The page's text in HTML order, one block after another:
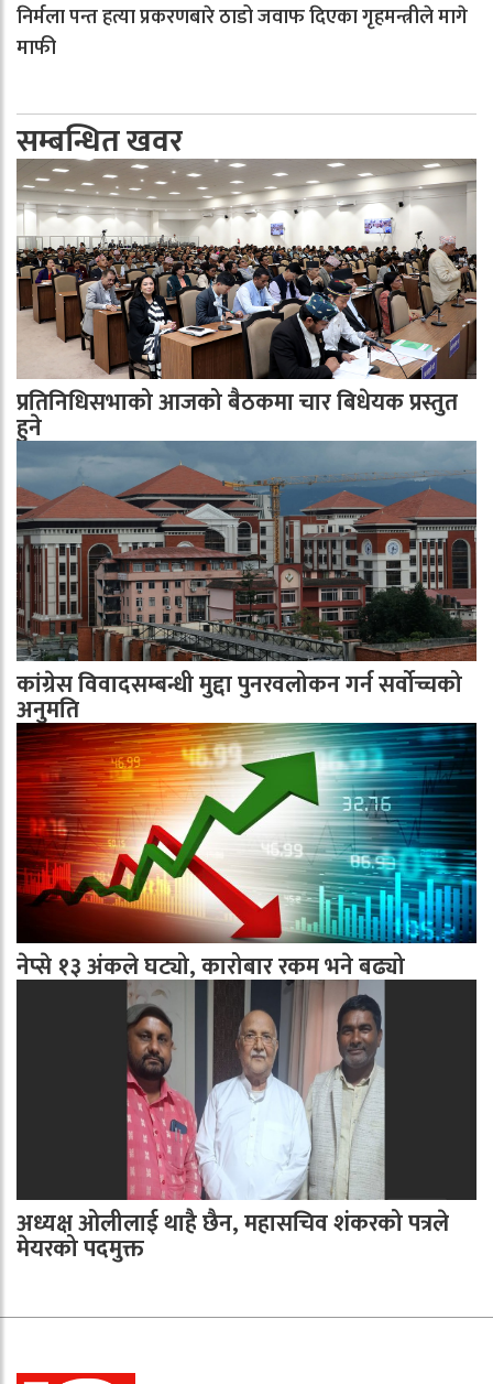
निर्मला पन्त हत्या प्रकरणबारे ठाडो जवाफ दिएका गृहमन्त्रीले मागे
माफी
सम्बन्धित खवर
प्रतिनिधिसभाको आजको बैठकमा चार बिधेयक प्रस्तुत
हुने
कांग्रेस विवादसम्बन्धी मुद्दा पुनरवलोकन गर्न सर्वोच्चको
अनुमति
नेप्से १३ अंकले घट्यो, कारोबार रकम भने बढ्यो
अध्यक्ष ओलीलाई थाहै छैन, महासचिव शंकरको पत्रले
मेयरको पदमुक्त